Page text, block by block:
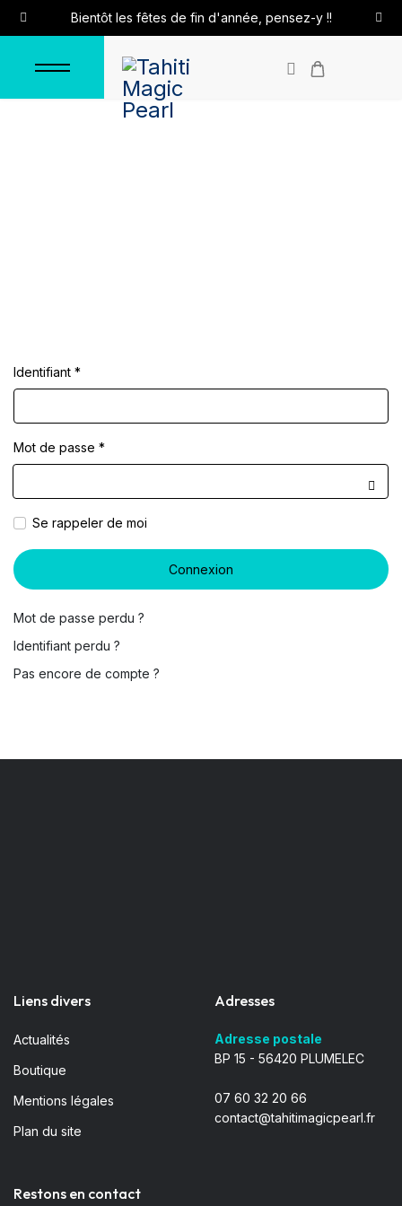
Bientôt les fêtes de fin d'année, pensez-y !!
Identifiant *
Mot de passe *
Se rappeler de moi
Connexion
Mot de passe perdu ?
Identifiant perdu ?
Pas encore de compte ?
Liens divers
Actualités
Boutique
Mentions légales
Plan du site
Adresses
Adresse postale
BP 15 - 56420 PLUMELEC
07 60 32 20 66
contact@tahitimagicpearl.fr
Restons en contact